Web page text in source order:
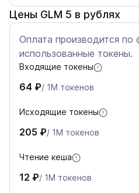
Цены GLM 5 в рублях
Оплата производится по
использованные токены.
Входящие токены
64 ₽/ 1M токенов
Исходящие токены
205 ₽/ 1M токенов
Чтение кеша
12 ₽/ 1M токенов